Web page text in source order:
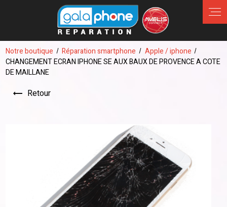
Notre boutique Réparation smartphone
Apple / iphone
CHANGEMENT ECRAN IPHONE SE AUX BAUX DE PROVENCE A COTE
DE MAILLANE
Retour
Panneau de gestion des cookies